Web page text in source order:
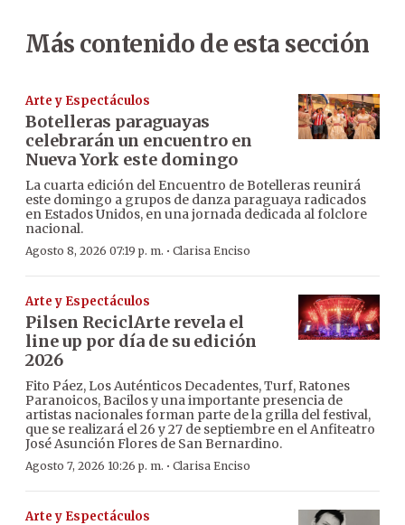
Más contenido de esta sección
Arte y Espectáculos
Botelleras paraguayas
celebrarán un encuentro en
Nueva York este domingo
La cuarta edición del Encuentro de Botelleras reunirá
este domingo a grupos de danza paraguaya radicados
en Estados Unidos, en una jornada dedicada al folclore
nacional.
Agosto 8, 2026 07:19 p. m. · Clarisa Enciso
Arte y Espectáculos
Pilsen ReciclArte revela el
line up por día de su edición
2026
Fito Páez, Los Auténticos Decadentes, Turf, Ratones
Paranoicos, Bacilos y una importante presencia de
artistas nacionales forman parte de la grilla del festival,
que se realizará el 26 y 27 de septiembre en el Anfiteatro
José Asunción Flores de San Bernardino.
Agosto 7, 2026 10:26 p. m. · Clarisa Enciso
Arte y Espectáculos